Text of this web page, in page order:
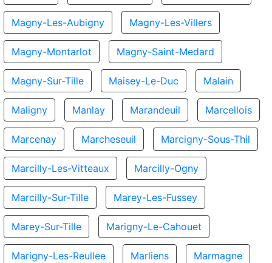
Magny-Les-Aubigny Magny-Les-Villers
Magny-Montarlot Magny-Saint-Medard
Magny-Sur-Tille Maisey-Le-Duc Malain
Maligny Manlay Marandeuil Marcellois
Marcenay Marcheseuil Marcigny-Sous-Thil
Marcilly-Les-Vitteaux Marcilly-Ogny
Marcilly-Sur-Tille Marey-Les-Fussey
Marey-Sur-Tille Marigny-Le-Cahouet
Marigny-Les-Reullee Marliens Marmagne